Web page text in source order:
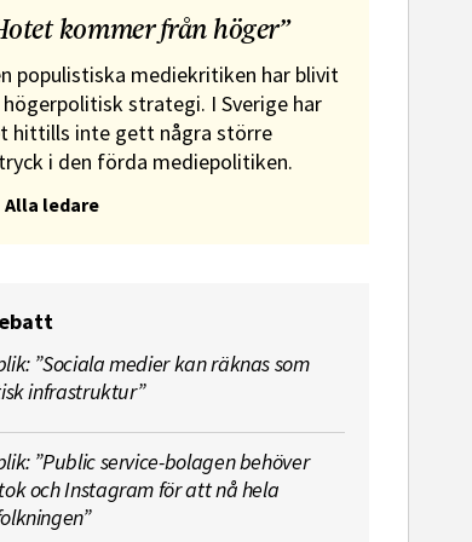
kommer från höger”
populistiska mediekritiken har blivit
högerpolitisk strategi. I Sverige har
hittills inte gett några större
i den förda mediepolitiken.
Alla ledare
”Sociala medier kan räknas som
infrastruktur”
”Public service-bolagen behöver
och Instagram för att nå hela